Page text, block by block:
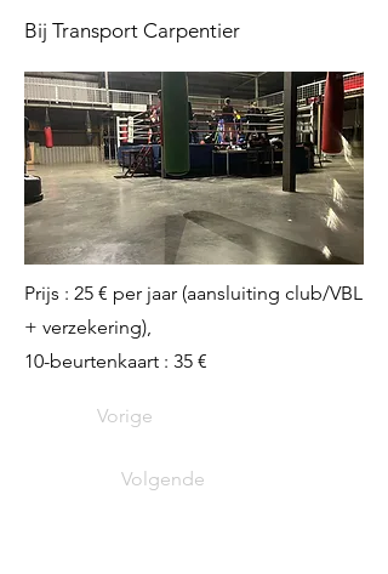
Bij Transport Carpentier
Prijs : 25 € per jaar (aansluiting club/VBL
+ verzekering),
10-beurtenkaart : 35 €
Vorige
Volgende